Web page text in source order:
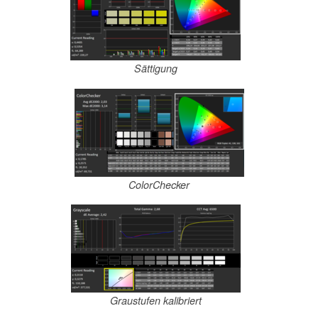
Sättigung
ColorChecker
Graustufen kalibriert